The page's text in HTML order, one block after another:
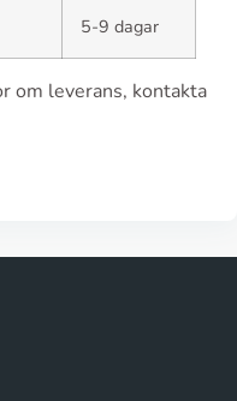
5-9 dagar
om leverans, kontakta